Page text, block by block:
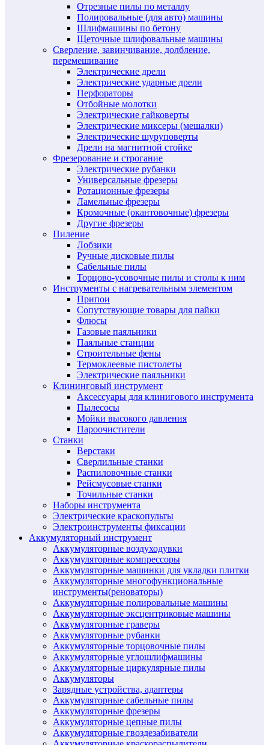
Отрезные пилы по металлу
Полировальные (для авто) машины
Шлифмашины по бетону
Щеточные шлифовальные машины
Сверление, завинчивание, долбление,
перемешивание
Электрические дрели
Электрические ударные дрели
Перфораторы
Отбойные молотки
Электрические гайковерты
Электрические миксеры (мешалки)
Электрические шуруповерты
Дрели на магнитной стойке
Фрезерование и строгание
Электрические рубанки
Универсальные фрезеры
Ротационные фрезеры
Ламельные фрезеры
Кромочные (окантовочные) фрезеры
Другие фрезеры
Пиление
Лобзики
Ручные дисковые пилы
Сабельные пилы
Торцово-усовочные пилы и столы к ним
Инструменты с нагревательным элементом
Припои
Сопутствующие товары для пайки
Флюсы
Газовые паяльники
Паяльные станции
Строительные фены
Термоклеевые пистолеты
Электрические паяльники
Клининговый инструмент
Аксессуары для клинигового инструмента
Пылесосы
Мойки высокого давления
Пароочистители
Станки
Верстаки
Сверлильные станки
Распиловочные станки
Рейсмусовые станки
Точильные станки
Наборы инструмента
Электрические краскопульты
Электроинструменты фиксации
Аккумуляторный инструмент
Аккумуляторные воздуходувки
Аккумуляторные компрессоры
Аккумуляторные машинки для укладки плитки
Аккумуляторные многофункциональные
инструменты(реноваторы)
Аккумуляторные полировальные машины
Аккумуляторные эксцентриковые машины
Аккумуляторные граверы
Аккумуляторные рубанки
Аккумуляторные торцовочные пилы
Аккумуляторные углошлифмашины
Аккумуляторные циркулярные пилы
Аккумуляторы
Зарядные устройства, адаптеры
Аккумуляторные сабельные пилы
Аккумуляторные фрезеры
Аккумуляторные цепные пилы
Аккумуляторные гвоздезабиватели